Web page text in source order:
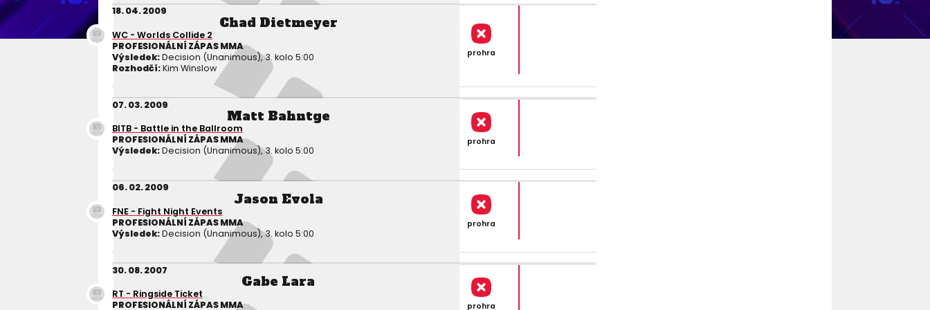
18. 04. 2009
Chad Dietmeyer
WC - Worlds Collide 2
PROFESIONÁLNÍ ZÁPAS MMA
Výsledek:Decision (Unanimous), 3. kolo 5:00
Rozhodčí:Kim Winslow
prohra
07. 03. 2009
Matt Bahntge
BITB - Battle in the Ballroom
PROFESIONÁLNÍ ZÁPAS MMA
Výsledek:Decision (Unanimous), 3. kolo 5:00
prohra
06. 02. 2009
Jason Evola
FNE - Fight Night Events
PROFESIONÁLNÍ ZÁPAS MMA
Výsledek:Decision (Unanimous), 3. kolo 5:00
prohra
30. 08. 2007
Gabe Lara
RT - Ringside Ticket
PROFESIONÁLNÍ ZÁPAS MMA
prohra